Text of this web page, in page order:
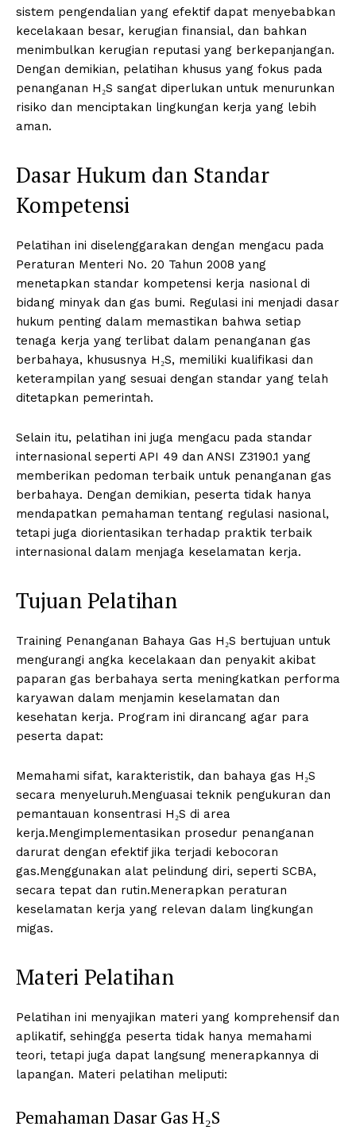
sistem pengendalian yang efektif dapat menyebabkan
kecelakaan besar, kerugian finansial, dan bahkan
menimbulkan kerugian reputasi yang berkepanjangan.
Dengan demikian, pelatihan khusus yang fokus pada
penanganan H₂S sangat diperlukan untuk menurunkan
risiko dan menciptakan lingkungan kerja yang lebih
aman.
Dasar Hukum dan Standar
Kompetensi
Pelatihan ini diselenggarakan dengan mengacu pada
Peraturan Menteri No. 20 Tahun 2008 yang
menetapkan standar kompetensi kerja nasional di
bidang minyak dan gas bumi. Regulasi ini menjadi dasar
hukum penting dalam memastikan bahwa setiap
tenaga kerja yang terlibat dalam penanganan gas
berbahaya, khususnya H₂S, memiliki kualifikasi dan
keterampilan yang sesuai dengan standar yang telah
ditetapkan pemerintah.
Selain itu, pelatihan ini juga mengacu pada standar
internasional seperti API 49 dan ANSI Z3190.1 yang
memberikan pedoman terbaik untuk penanganan gas
berbahaya. Dengan demikian, peserta tidak hanya
mendapatkan pemahaman tentang regulasi nasional,
tetapi juga diorientasikan terhadap praktik terbaik
internasional dalam menjaga keselamatan kerja.
Tujuan Pelatihan
Training Penanganan Bahaya Gas H₂S bertujuan untuk
mengurangi angka kecelakaan dan penyakit akibat
paparan gas berbahaya serta meningkatkan performa
karyawan dalam menjamin keselamatan dan
kesehatan kerja. Program ini dirancang agar para
peserta dapat:
Memahami sifat, karakteristik, dan bahaya gas H₂S
secara menyeluruh.Menguasai teknik pengukuran dan
pemantauan konsentrasi H₂S di area
kerja.Mengimplementasikan prosedur penanganan
darurat dengan efektif jika terjadi kebocoran
gas.Menggunakan alat pelindung diri, seperti SCBA,
secara tepat dan rutin.Menerapkan peraturan
keselamatan kerja yang relevan dalam lingkungan
migas.
Materi Pelatihan
Pelatihan ini menyajikan materi yang komprehensif dan
aplikatif, sehingga peserta tidak hanya memahami
teori, tetapi juga dapat langsung menerapkannya di
lapangan. Materi pelatihan meliputi:
Pemahaman Dasar Gas H₂S